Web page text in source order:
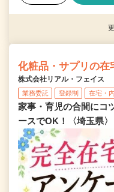
化粧品・サプリの在
株式会社リアル・フェイス
業務委託 登録制 在宅・
家事・育児の合間にコ
ースでOK！〈埼玉県〉